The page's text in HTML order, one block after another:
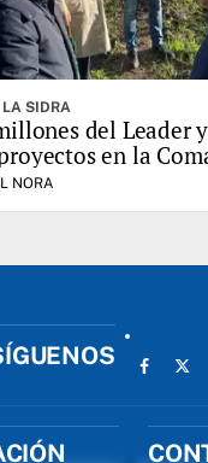
SIDRA
del Leader
en la
NORA